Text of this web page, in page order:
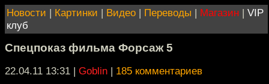
Новости | Картинки | Видео | Переводы | Магазин | VIP
клуб
Спецпоказ фильма Форсаж 5
22.04.11 13:31 | Goblin | 185 комментариев